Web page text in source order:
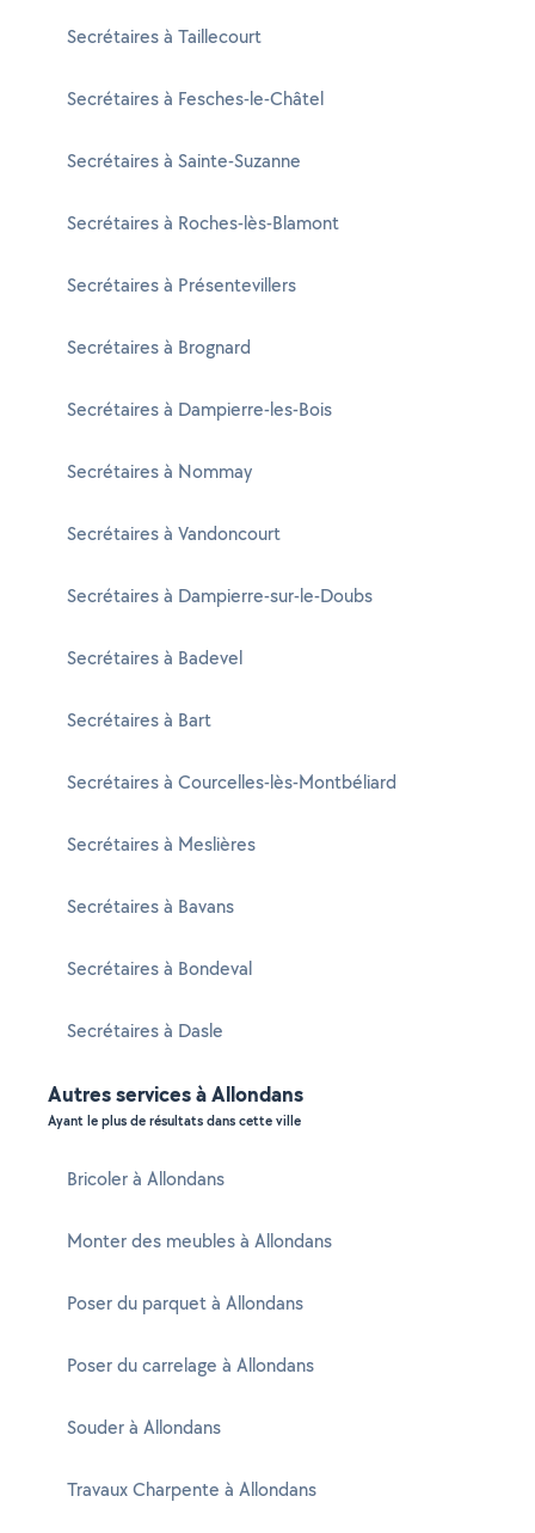
Secrétaires à Taillecourt
Secrétaires à Fesches-le-Châtel
Secrétaires à Sainte-Suzanne
Secrétaires à Roches-lès-Blamont
Secrétaires à Présentevillers
Secrétaires à Brognard
Secrétaires à Dampierre-les-Bois
Secrétaires à Nommay
Secrétaires à Vandoncourt
Secrétaires à Dampierre-sur-le-Doubs
Secrétaires à Badevel
Secrétaires à Bart
Secrétaires à Courcelles-lès-Montbéliard
Secrétaires à Meslières
Secrétaires à Bavans
Secrétaires à Bondeval
Secrétaires à Dasle
Autres services à Allondans
Ayant le plus de résultats dans cette ville
Bricoler à Allondans
Monter des meubles à Allondans
Poser du parquet à Allondans
Poser du carrelage à Allondans
Souder à Allondans
Travaux Charpente à Allondans